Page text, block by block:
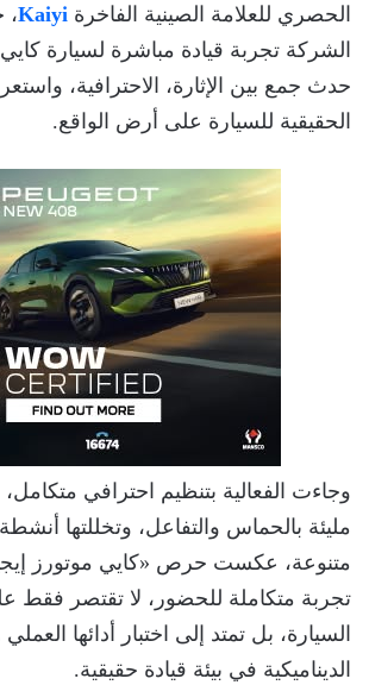
الحصري للعلامة الصينية الفاخرة Kaiyi،
الشركة تجربة قيادة مباشرة لسيارة كايي
حدث جمع بين الإثارة، الاحترافية،
الحقيقية للسيارة على أرض الواقع.
وجاءت الفعالية بتنظيم احترافي
مليئة بالحماس والتفاعل، وتخللتها
متنوعة، عكست حرص «كايي موتورز
تجربة متكاملة للحضور، لا تقتصر فقط
السيارة، بل تمتد إلى اختبار أدائها العملي
الديناميكية في بيئة قيادة حقيقية.